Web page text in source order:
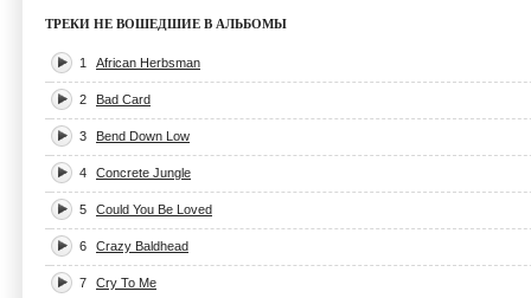
ТРЕКИ НЕ ВОШЕДШИЕ В АЛЬБОМЫ
1 African Herbsman
2 Bad Card
3 Bend Down Low
4 Concrete Jungle
5 Could You Be Loved
6 Crazy Baldhead
7 Cry To Me